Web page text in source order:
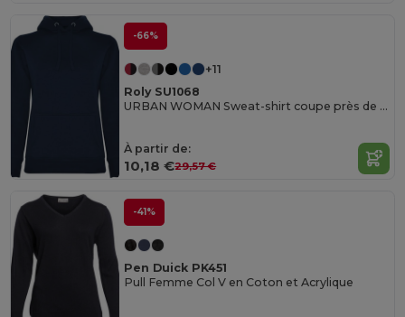
-66%
+11
Roly SU1068
URBAN WOMAN Sweat-shirt coupe près de corps féminin avec capuche doublé à contraste et au ton du cordon de serrage et poche kangourou
À partir de:
10,18 €29,57 €
-41%
Pen Duick PK451
Pull Femme Col V en Coton et Acrylique